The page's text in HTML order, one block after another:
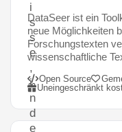
i
s
s
e
,
i
n
d
e
DataSeer ist ein
neue Möglichkeiten
Forschungstexten
wissenschaftliche
Open Source
Uneingeschränkt